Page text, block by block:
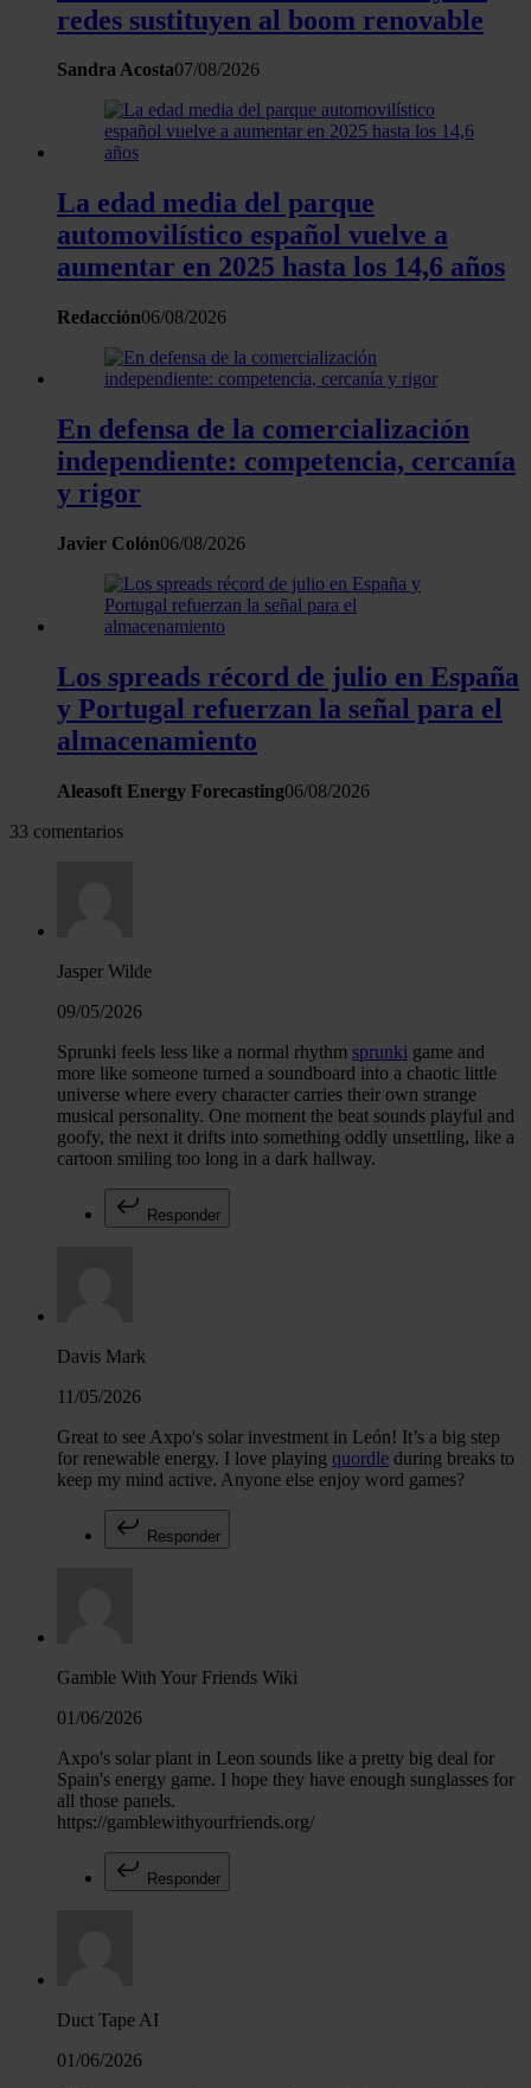
redes sustituyen al boom renovable
Sandra Acosta07/08/2026
La edad media del parque
automovilístico español vuelve a
aumentar en 2025 hasta los 14,6 años
Redacción06/08/2026
En defensa de la comercialización
independiente: competencia, cercanía
y rigor
Javier Colón06/08/2026
Los spreads récord de julio en España
y Portugal refuerzan la señal para el
almacenamiento
Aleasoft Energy Forecasting06/08/2026
33 comentarios
Jasper Wilde
09/05/2026
Sprunki feels less like a normal rhythm sprunki game and
more like someone turned a soundboard into a chaotic little
universe where every character carries their own strange
musical personality. One moment the beat sounds playful and
goofy, the next it drifts into something oddly unsettling, like a
cartoon smiling too long in a dark hallway.
Responder
Davis Mark
11/05/2026
Great to see Axpo's solar investment in León! It’s a big step
for renewable energy. I love playing quordle during breaks to
keep my mind active. Anyone else enjoy word games?
Responder
Gamble With Your Friends Wiki
01/06/2026
Axpo's solar plant in Leon sounds like a pretty big deal for
Spain's energy game. I hope they have enough sunglasses for
all those panels.
https://gamblewithyourfriends.org/
Responder
Duct Tape AI
01/06/2026